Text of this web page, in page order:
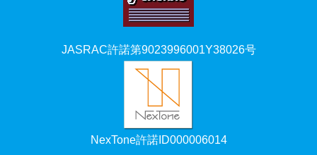
JASRAC許諾第9023996001Y38026号
NexTone許諾ID000006014